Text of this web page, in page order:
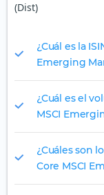
(Dist)
¿Cuál es la
Emerging
¿Cuál es el
MSCI
¿Cuáles son
Core MSCI